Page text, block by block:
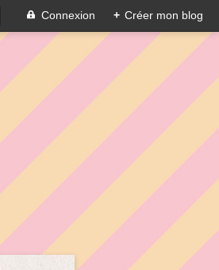
Connexion + Créer mon blog